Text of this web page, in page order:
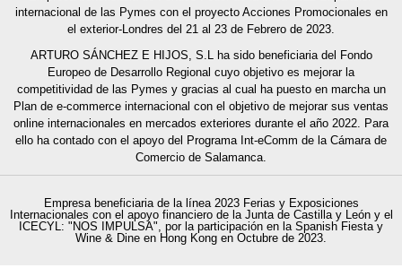
internacional de las Pymes con el proyecto Acciones Promocionales en
el exterior-Londres del 21 al 23 de Febrero de 2023.
ARTURO SÁNCHEZ E HIJOS, S.L ha sido beneficiaria del Fondo
Europeo de Desarrollo Regional cuyo objetivo es mejorar la
competitividad de las Pymes y gracias al cual ha puesto en marcha un
Plan de e-commerce internacional con el objetivo de mejorar sus ventas
online internacionales en mercados exteriores durante el año 2022. Para
ello ha contado con el apoyo del Programa Int-eComm de la Cámara de
Comercio de Salamanca.
Empresa beneficiaria de la línea 2023 Ferias y Exposiciones
Internacionales con el apoyo financiero de la Junta de Castilla y León y el
ICECYL: "NOS IMPULSA", por la participación en la Spanish Fiesta y
Wine & Dine en Hong Kong en Octubre de 2023.